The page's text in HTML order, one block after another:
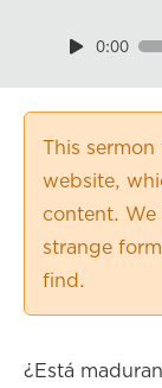
0:00
This
website,
content.
strange
find.
¿Está